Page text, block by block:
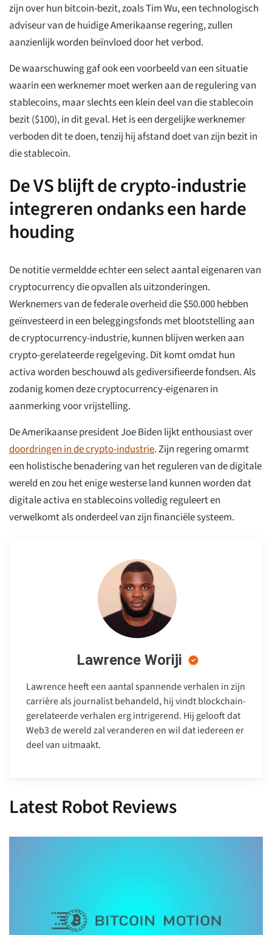
zijn over hun bitcoin-bezit, zoals Tim Wu, een technologisch
adviseur van de huidige Amerikaanse regering, zullen
aanzienlijk worden beïnvloed door het verbod.
De waarschuwing gaf ook een voorbeeld van een situatie
waarin een werknemer moet werken aan de regulering van
stablecoins, maar slechts een klein deel van die stablecoin
bezit ($100), in dit geval. Het is een dergelijke werknemer
verboden dit te doen, tenzij hij afstand doet van zijn bezit in
die stablecoin.
De VS blijft de crypto-industrie
integreren ondanks een harde
houding
De notitie vermeldde echter een select aantal eigenaren van
cryptocurrency die opvallen als uitzonderingen.
Werknemers van de federale overheid die $50.000 hebben
geïnvesteerd in een beleggingsfonds met blootstelling aan
de cryptocurrency-industrie, kunnen blijven werken aan
crypto-gerelateerde regelgeving. Dit komt omdat hun
activa worden beschouwd als gediversifieerde fondsen. Als
zodanig komen deze cryptocurrency-eigenaren in
aanmerking voor vrijstelling.
De Amerikaanse president Joe Biden lijkt enthousiast over
doordringen in de crypto-industrie. Zijn regering omarmt
een holistische benadering van het reguleren van de digitale
wereld en zou het enige westerse land kunnen worden dat
digitale activa en stablecoins volledig reguleert en
verwelkomt als onderdeel van zijn financiële systeem.
Lawrence Woriji
Lawrence heeft een aantal spannende verhalen in zijn
carrière als journalist behandeld, hij vindt blockchain-
gerelateerde verhalen erg intrigerend. Hij gelooft dat
Web3 de wereld zal veranderen en wil dat iedereen er
deel van uitmaakt.
Latest Robot Reviews